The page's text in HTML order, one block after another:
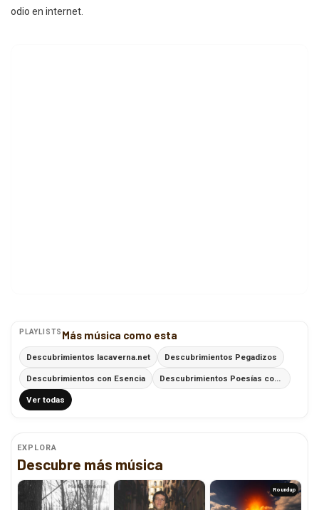
odio en internet.
PLAYLISTS Más música como esta
Descubrimientos lacaverna.net Descubrimientos Pegadizos
Descubrimientos con Esencia
Ver todas
EXPLORA
Descubre más música
Roundup